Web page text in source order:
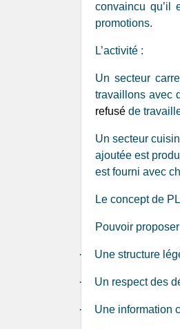
convaincu qu’il
promotions.
L’activité :
Un secteur
travaillons avec
refusé de
Un secteur
ajoutée est
est fourni avec
Le concept de
Pouvoir
· Une structure
· Un respect des
· Une information